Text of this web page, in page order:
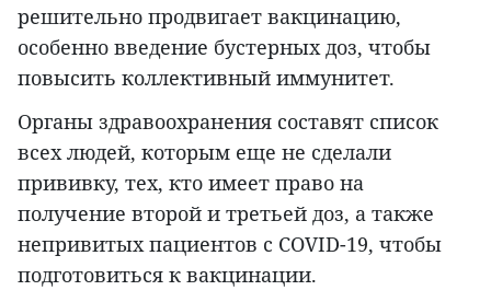
решительно продвигает вакцинацию,
особенно введение бустерных доз, чтобы
повысить коллективный иммунитет.
Органы здравоохранения составят список
всех людей, которым еще не сделали
прививку, тех, кто имеет право на
получение второй и третьей доз, а также
непривитых пациентов с COVID-19, чтобы
подготовиться к вакцинации.